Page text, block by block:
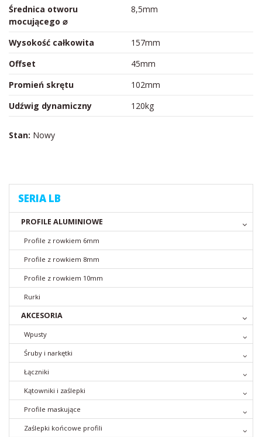
Średnica otworu
mocującego ⌀
8,5mm
Wysokość całkowita
157mm
Offset
45mm
Promień skrętu
102mm
Udźwig dynamiczny
120kg
Stan: Nowy
SERIA LB
PROFILE ALUMINIOWE
Profile z rowkiem 6mm
Profile z rowkiem 8mm
Profile z rowkiem 10mm
Rurki
AKCESORIA
Wpusty
Śruby i narkętki
Łączniki
Kątowniki i zaślepki
Profile maskujące
Zaślepki końcowe profili